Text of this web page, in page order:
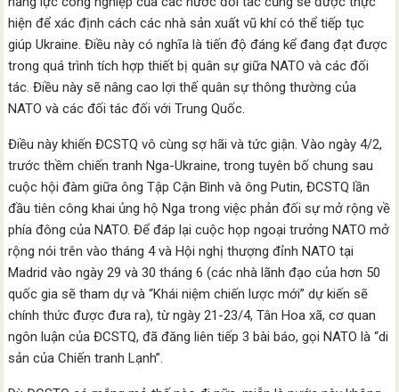
hiện để xác định cách các nhà sản xuất vũ khí có thể tiếp tục
giúp Ukraine. Điều này có nghĩa là tiến độ đáng kể đang đạt được
trong quá trình tích hợp thiết bị quân sự giữa NATO và các đối
tác. Điều này sẽ nâng cao lợi thế quân sự thông thường của
NATO và các đối tác đối với Trung Quốc.
Điều này khiến ĐCSTQ vô cùng sợ hãi và tức giận. Vào ngày 4/2,
trước thềm chiến tranh Nga-Ukraine, trong tuyên bố chung sau
cuộc hội đàm giữa ông Tập Cận Bình và ông Putin, ĐCSTQ lần
đầu tiên công khai ủng hộ Nga trong việc phản đối sự mở rộng về
phía đông của NATO. Để đáp lại cuộc họp ngoại trưởng NATO mở
rộng nói trên vào tháng 4 và Hội nghị thượng đỉnh NATO tại
Madrid vào ngày 29 và 30 tháng 6 (các nhà lãnh đạo của hơn 50
quốc gia sẽ tham dự và “Khái niệm chiến lược mới” dự kiến ​​sẽ
chính thức được đưa ra), từ ngày 21-23/4, Tân Hoa xã, cơ quan
ngôn luận của ĐCSTQ, đã đăng liên tiếp 3 bài báo, gọi NATO là “di
sản của Chiến tranh Lạnh”.